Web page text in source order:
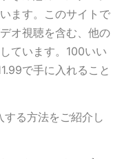
ます。このサイトで
オ視聴を含む、他の
ています。100いい
で手に入れること
る方法をご紹介し